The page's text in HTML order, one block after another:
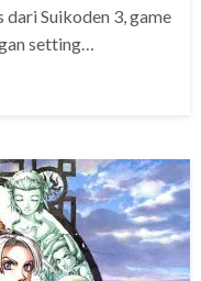
dari Suikoden 3, game
setting…